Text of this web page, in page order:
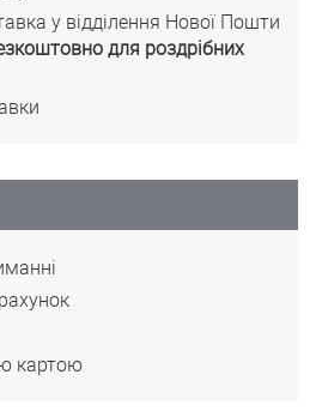
у відділення Нової Пошти
для роздрібних
картою